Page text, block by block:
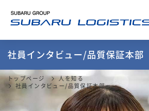
社員インタビュー/品質保証本部
トップページ
人を知る
社員インタビュー/品質保証本部